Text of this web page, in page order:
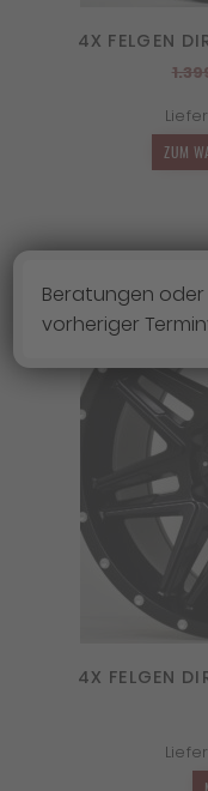
4X FELGEN
ZUM
4X FELGEN
Beratungen
vorheriger